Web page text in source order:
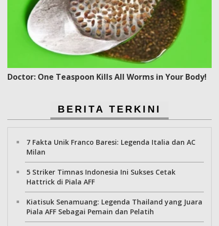
Doctor: One Teaspoon Kills All Worms in Your Body!
BERITA TERKINI
7 Fakta Unik Franco Baresi: Legenda Italia dan AC
Milan
5 Striker Timnas Indonesia Ini Sukses Cetak
Hattrick di Piala AFF
Kiatisuk Senamuang: Legenda Thailand yang Juara
Piala AFF Sebagai Pemain dan Pelatih